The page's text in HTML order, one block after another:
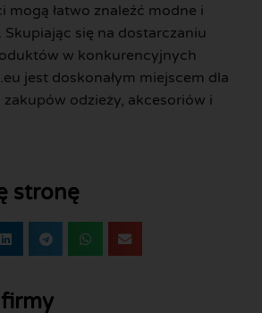
mogą łatwo znaleźć modne i
Skupiając się na dostarczaniu
w konkurencyjnych
jest doskonałym miejscem dla
odzieży, akcesoriów i
stronę